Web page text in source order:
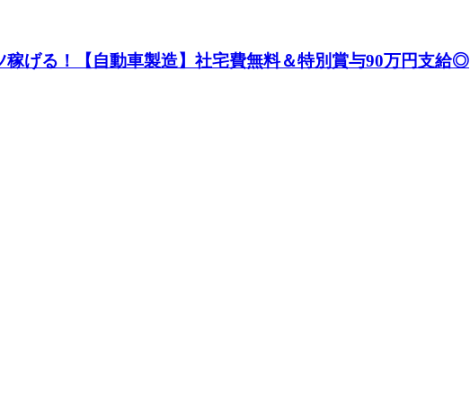
稼げる！【自動車製造】社宅費無料＆特別賞与90万円支給◎